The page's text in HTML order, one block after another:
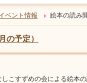
ベント情報 絵本の読み
の予定）
こすずめの会による絵本